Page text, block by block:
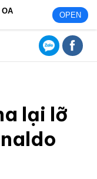
OA OPEN
lại lỡ